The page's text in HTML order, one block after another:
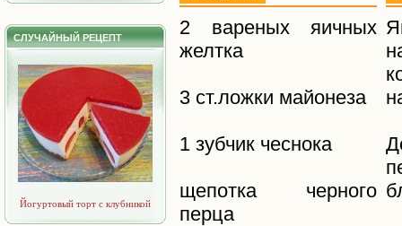
СЛУЧАЙНЫЙ РЕЦЕПТ
Йогуртовый торт с клубникой
2 вареных яичных
желтка
3 ст.ложки майонеза
1 зубчик чеснока
щепотка черного
перца